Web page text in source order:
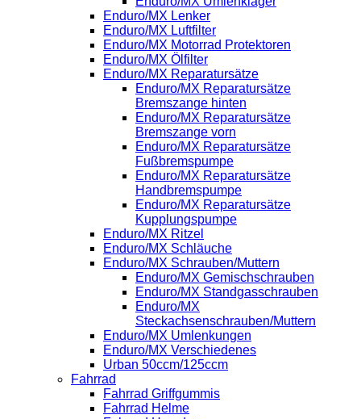
Enduro/MX Lenker
Enduro/MX Luftfilter
Enduro/MX Motorrad Protektoren
Enduro/MX Ölfilter
Enduro/MX Reparatursätze
Enduro/MX Reparatursätze
Bremszange hinten
Enduro/MX Reparatursätze
Bremszange vorn
Enduro/MX Reparatursätze
Fußbremspumpe
Enduro/MX Reparatursätze
Handbremspumpe
Enduro/MX Reparatursätze
Kupplungspumpe
Enduro/MX Ritzel
Enduro/MX Schläuche
Enduro/MX Schrauben/Muttern
Enduro/MX Gemischschrauben
Enduro/MX Standgasschrauben
Enduro/MX
Steckachsenschrauben/Muttern
Enduro/MX Umlenkungen
Enduro/MX Verschiedenes
Urban 50ccm/125ccm
Fahrrad
Fahrrad Griffgummis
Fahrrad Helme